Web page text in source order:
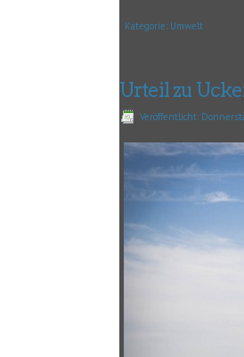
Kategorie: Umwelt
Urteil zu
Veröffentlicht: